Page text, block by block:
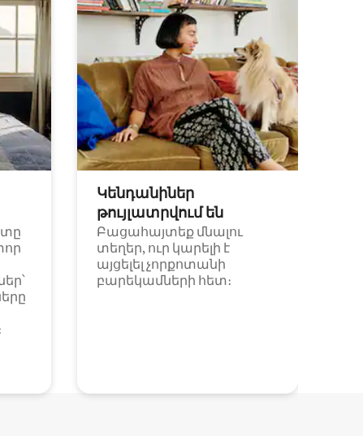
Կենդանիներ
թույլատրվում են
Բացահայտեք մնալու
տեղեր, ուր կարելի է
այցելել չորքոտանի
բարեկամների հետ։